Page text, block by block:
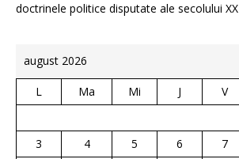
doctrinele politice disputate ale secolului XX
august 2026
L Ma Mi J V
3
4 5 6 7